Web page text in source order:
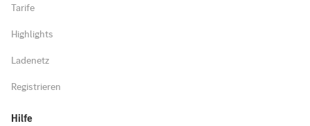
Tarife
Highlights
Ladenetz
Registrieren
Hilfe